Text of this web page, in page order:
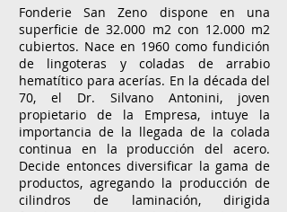
Fonderie San Zeno dispone en una
superficie de 32.000 m2 con 12.000 m2
cubiertos. Nace en 1960 como fundición
de lingoteras y coladas de arrabio
hematítico para acerías. En la década del
70, el Dr. Silvano Antonini, joven
propietario de la Empresa, intuye la
importancia de la llegada de la colada
continua en la producción del acero.
Decide entonces diversificar la gama de
productos, agregando la producción de
cilindros de laminación, dirigida